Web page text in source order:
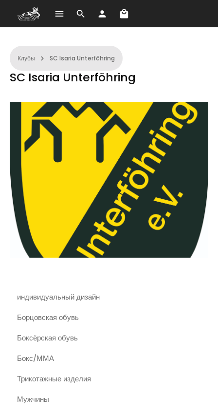
Перейти к основному содержанию В корзине 0 товаров.
Клубы SC Isaria Unterföhring
SC Isaria Unterföhring
индивидуальный дизайн
Борцовская обувь
Боксёрская обувь
Бокс/ММА
Трикотажные изделия
Мужчины